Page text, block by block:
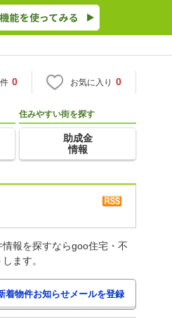
0 お気に入り 0
住みやすい街を探す
助成金
情報
報を探すならgoo住宅・不
ます。